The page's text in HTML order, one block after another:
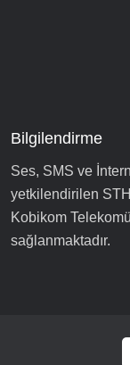
Bilgilendirme
Ses, SMS ve
yetkilendirilen
Kobikom
sağlanmaktadır.